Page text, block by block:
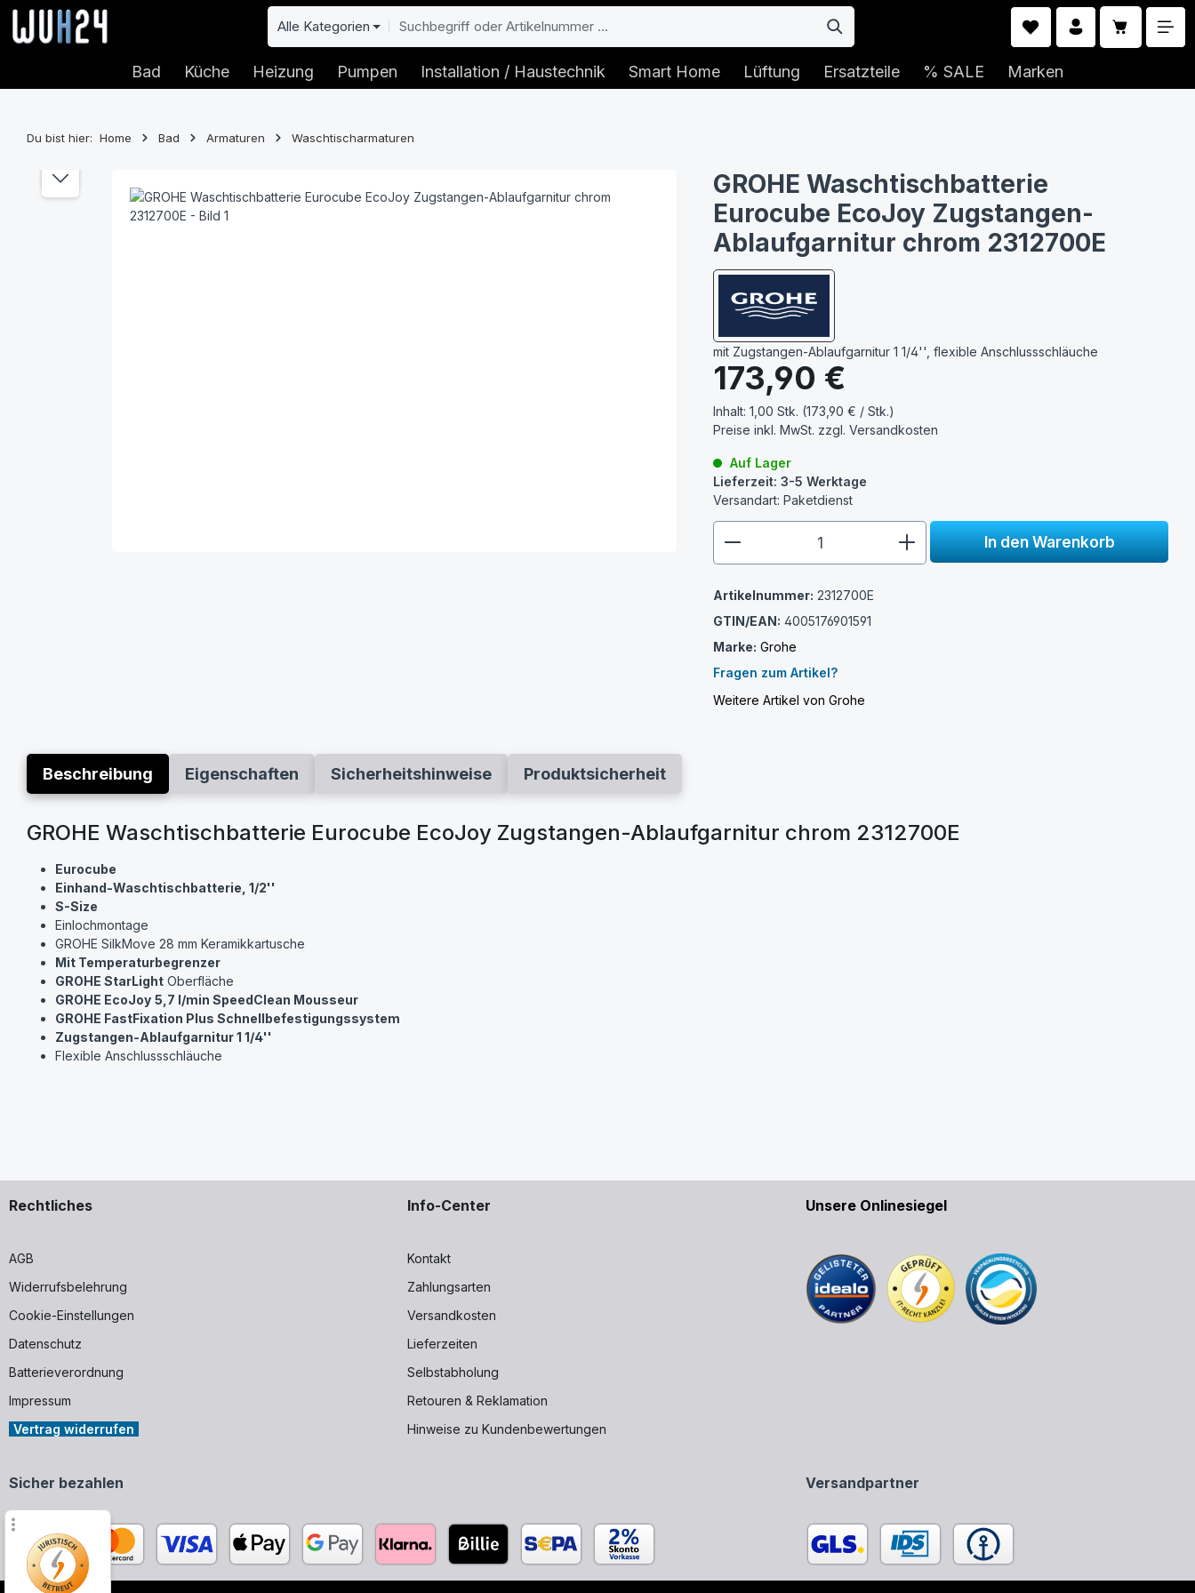
Hauptinhalt springen
Zur Suche springen
Zur Hauptnavigation springen Alle Kategorien
Bad Küche Heizung Pumpen Installation / Haustechnik Smart Home Lüftung Ersatzteile % SALE Marken
Du bist hier: Home Bad Armaturen Waschtischarmaturen
Bildergalerie überspringen
GROHE Waschtischbatterie
Eurocube EcoJoy Zugstangen-
Ablaufgarnitur chrom 2312700E
mit Zugstangen-Ablaufgarnitur 1 1/4'', flexible Anschlussschläuche
Regulärer Preis:
173,90 €
Inhalt:1,00 Stk. (173,90 € / Stk.)
Preise inkl. MwSt. zzgl.Versandkosten
Auf Lager
Lieferzeit: 3-5 Werktage
Versandart: Paketdienst
In den Warenkorb
Artikelnummer: 2312700E
GTIN/EAN: 4005176901591
Marke: Grohe
Fragen zum Artikel?
Weitere Artikel von Grohe
Beschreibung Eigenschaften Sicherheitshinweise Produktsicherheit
GROHE Waschtischbatterie Eurocube EcoJoy Zugstangen-Ablaufgarnitur chrom 2312700E
Eurocube
Einhand-Waschtischbatterie, 1/2''
S-Size
Einlochmontage
GROHE SilkMove 28 mm Keramikkartusche
Mit Temperaturbegrenzer
GROHE StarLight Oberfläche
GROHE EcoJoy 5,7 l/min SpeedClean Mousseur
GROHE FastFixation Plus Schnellbefestigungssystem
Zugstangen-Ablaufgarnitur 1 1/4''
Flexible Anschlussschläuche
Rechtliches
AGB
Widerrufsbelehrung
Cookie-Einstellungen
Datenschutz
Batterieverordnung
Impressum
Vertrag widerrufen
Info-Center
Kontakt
Zahlungsarten
Versandkosten
Lieferzeiten
Selbstabholung
Retouren & Reklamation
Hinweise zu Kundenbewertungen
Unsere Onlinesiegel
Sicher bezahlen Versandpartner